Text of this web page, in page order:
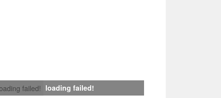
failed! loading failed!